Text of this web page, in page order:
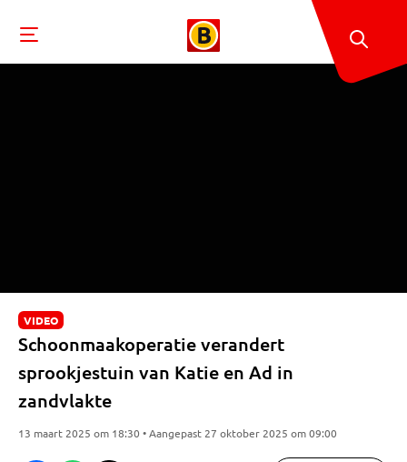
VIDEO
Schoonmaakoperatie verandert
sprookjestuin van Katie en Ad in
zandvlakte
13 maart 2025 om 18:30 • Aangepast 27 oktober 2025 om 09:00